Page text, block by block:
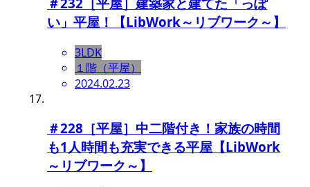
い」平屋！【LibWork～リブワーク～】
3LDK
１階（平屋）
2024.02.23
＃228［平屋］中二階付き！家族の時間
も1人時間も充実できる平屋【LibWork
～リブワーク～】